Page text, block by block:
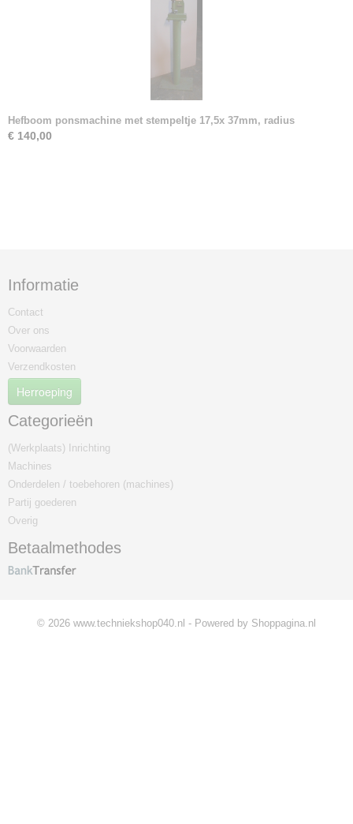
Hefboom ponsmachine met stempeltje 17,5x 37mm, radius
€ 140,00
Informatie
Contact
Over ons
Voorwaarden
Verzendkosten
Herroeping
Categorieën
(Werkplaats) Inrichting
Machines
Onderdelen / toebehoren (machines)
Partij goederen
Overig
Betaalmethodes
© 2026 www.techniekshop040.nl - Powered by Shoppagina.nl